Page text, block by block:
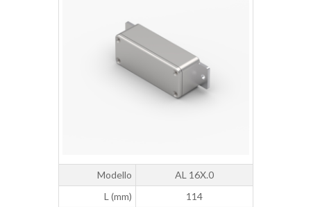
Modello
AL 16X.0
L (mm)
114